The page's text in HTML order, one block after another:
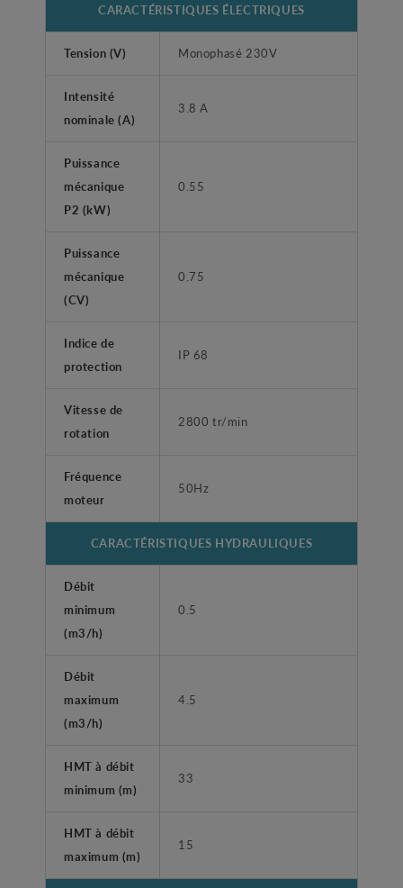
CARACTÉRISTIQUES ÉLECTRIQUES
Tension (V) Monophasé 230V
Intensité
nominale (A)
3.8 A
Puissance
mécanique
P2 (kW)
0.55
Puissance
mécanique
(CV)
0.75
Indice de
protection
IP 68
Vitesse de
rotation
2800 tr/min
Fréquence
moteur
50Hz
CARACTÉRISTIQUES HYDRAULIQUES
Débit
minimum
(m3/h)
0.5
Débit
maximum
(m3/h)
4.5
HMT à débit
minimum (m)
33
HMT à débit
maximum (m)
15